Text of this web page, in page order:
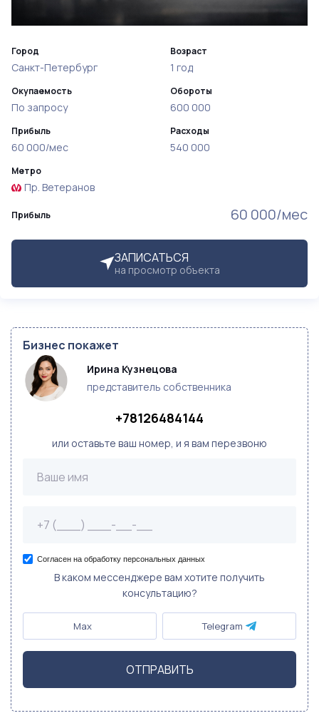
Прибыль 60 000/мес
ЗАПИСАТЬСЯ
на просмотр объекта
Город
Санкт-Петербург
Окупаемость
По запросу
Прибыль
60 000/мес
Возраст
1 год
Обороты
600 000
Расходы
540 000
Метро
Пр. Ветеранов
Бизнес покажет
Ирина Кузнецова
представитель собственника
+78126484144
или оставьте ваш номер, и я вам перезвоню
Согласен на обработку персональных данных
В каком мессенджере вам хотите получить
консультацию?
Max Telegram
ОТПРАВИТЬ